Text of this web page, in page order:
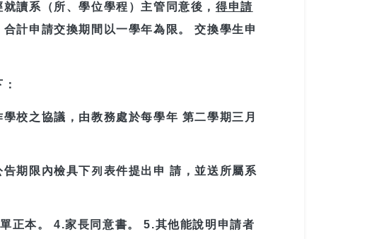
就讀系（所、學位學程）主管同意後， 得申請
合計申請交換期間以一學年為限。 交換學生申
校之協議，由教務處於每學年 第二學期三月
期限內檢具下列表件提出申 請，並送所屬系
正本。 4.家長同意書。 5.其他能說明申請者